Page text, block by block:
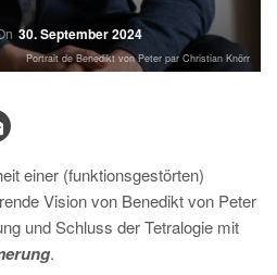
30. September 2024
Portrait de Benedikt von Peter par Christian Knörr
einer (funktionsgestörten)
Vision von Benedikt von Peter
und Schluss der Tetralogie mit
.